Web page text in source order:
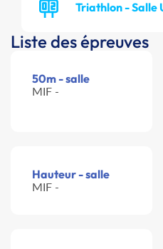
Triathlon - Salle
Liste des épreuves
50m - salle
MIF -
Hauteur - salle
MIF -